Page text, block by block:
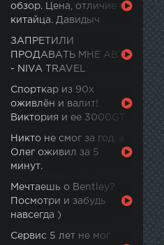
обзор. Цена, отличие от
китайца. Давидыч
ЗАПРЕТИЛИ
ПРОДАВАТЬ МНЕ АВТО
- NIVA TRAVEL
Спорткар из 90х
оживлён и валит!
Виктория и ее 3000GT.
Никто не смог за год, а
Олег оживил за 5
минут.
Мечтаешь о Bentley?
Посмотри и забудь
навсегда )
Сервис 5 лет не мог